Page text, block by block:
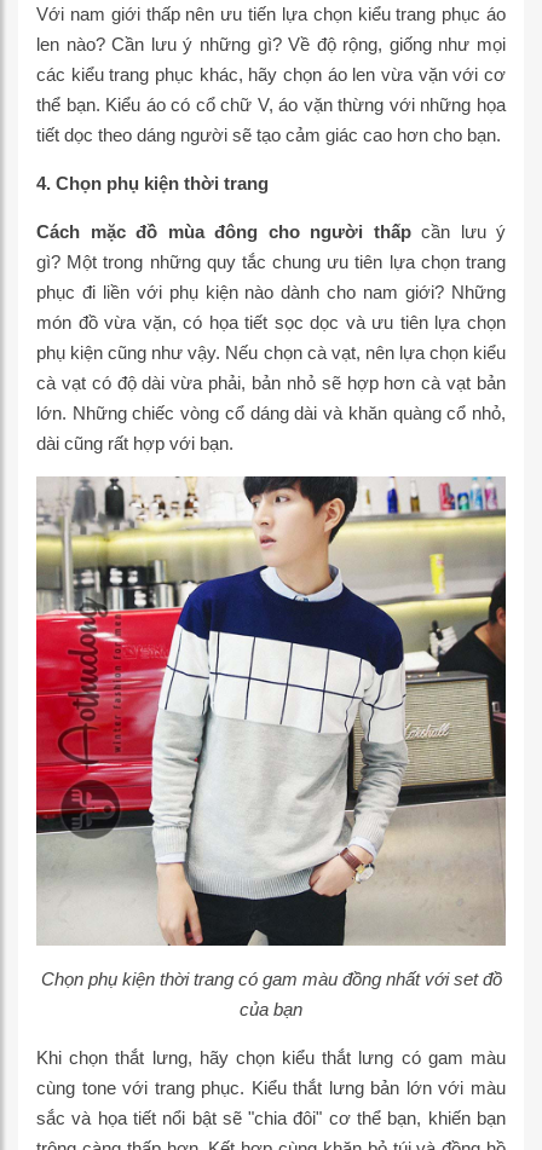
Với nam giới thấp nên ưu tiến lựa chọn kiểu trang phục áo
len nào? Cần lưu ý những gì? Về độ rộng, giống như mọi
các kiểu trang phục khác, hãy chọn áo len vừa vặn với cơ
thể bạn. Kiểu áo có cổ chữ V, áo vặn thừng với những họa
tiết dọc theo dáng người sẽ tạo cảm giác cao hơn cho bạn.
4. Chọn phụ kiện thời trang
Cách mặc đồ mùa đông cho người thấp cần lưu ý
gì? Một trong những quy tắc chung ưu tiên lựa chọn trang
phục đi liền với phụ kiện nào dành cho nam giới? Những
món đồ vừa vặn, có họa tiết sọc dọc và ưu tiên lựa chọn
phụ kiện cũng như vậy. Nếu chọn cà vạt, nên lựa chọn kiểu
cà vạt có độ dài vừa phải, bản nhỏ sẽ hợp hơn cà vạt bản
lớn. Những chiếc vòng cổ dáng dài và khăn quàng cổ nhỏ,
dài cũng rất hợp với bạn.
Chọn phụ kiện thời trang có gam màu đồng nhất với set đồ
của bạn
Khi chọn thắt lưng, hãy chọn kiểu thắt lưng có gam màu
cùng tone với trang phục. Kiểu thắt lưng bản lớn với màu
sắc và họa tiết nổi bật sẽ "chia đôi" cơ thể bạn, khiến bạn